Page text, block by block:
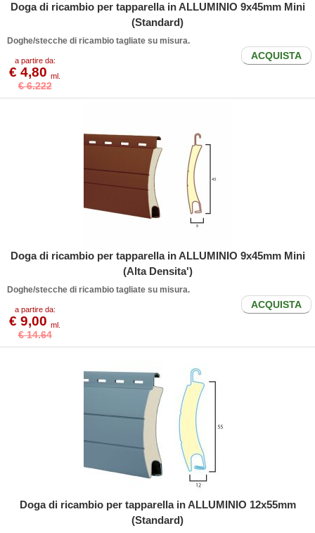
Doga di ricambio per tapparella in ALLUMINIO 9x45mm Mini
(Standard)
Doghe/stecche di ricambio tagliate su misura.
a partire da:
€ 4,80 ml.
€ 6.222
ACQUISTA
Doga di ricambio per tapparella in ALLUMINIO 9x45mm Mini
(Alta Densita')
Doghe/stecche di ricambio tagliate su misura.
a partire da:
€ 9,00 ml.
€ 14.64
ACQUISTA
Doga di ricambio per tapparella in ALLUMINIO 12x55mm
(Standard)